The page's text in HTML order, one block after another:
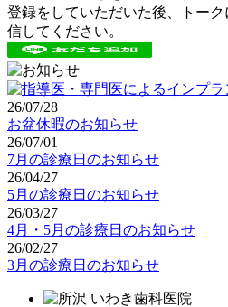
登録をしていただいた後、トー
信してください。
26/07/28
お盆休暇のお知らせ
26/07/01
7月の診療日のお知らせ
26/04/27
5月の診療日のお知らせ
26/03/27
4月・5月の診療日のお知らせ
26/02/27
3月の診療日のお知らせ